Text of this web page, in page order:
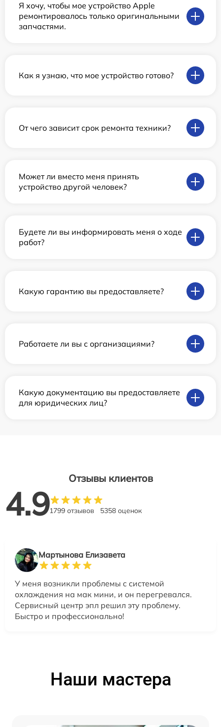
Я хочу, чтобы мое устройство Apple
ремонтировалось только оригинальными
запчастями.
Как я узнаю, что мое устройство готово?
От чего зависит срок ремонта техники?
Может ли вместо меня принять
устройство другой человек?
Будете ли вы информировать меня о ходе
работ?
Какую гарантию вы предоставляете?
Работаете ли вы с организациями?
Какую документацию вы предоставляете
для юридических лиц?
Отзывы клиентов
4.91799 отзывов 5358 оценок
Мартынова Елизавета
У меня возникли проблемы с системой
охлаждения на мак мини, и он перегревался.
Сервисный центр эпл решил эту проблему.
Быстро и профессионально!
Наши мастера